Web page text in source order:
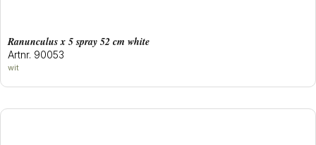
ranunculus x 5 spray 52 cm white
Artnr. 90053
wit